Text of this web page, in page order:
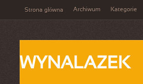
Strona główna Archiwum Kategorie
WYNALAZEK